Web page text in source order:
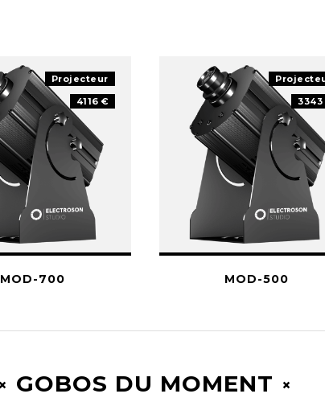
Projecteur
4116 €
MOD-700
3343
MOD-500
GOBOS DU MOMENT